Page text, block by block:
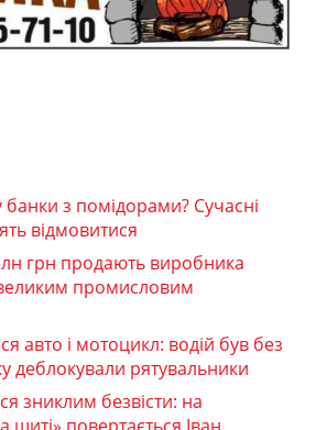
банки з помідорами? Сучасні
відмовитися
грн продають виробника
великим промисловим
авто і мотоцикл: водій був без
деблокували рятувальники
зниклим безвісти: на